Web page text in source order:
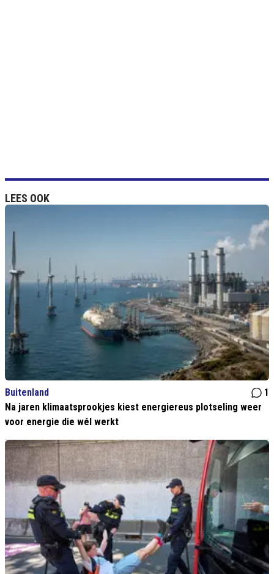
LEES OOK
Buitenland
1
Na jaren klimaatsprookjes kiest energiereus plotseling weer
voor energie die wél werkt